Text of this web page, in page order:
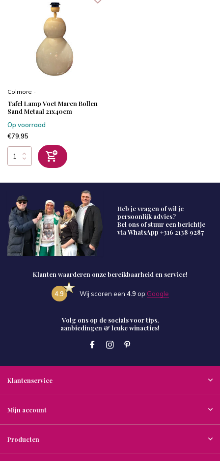
Colmore -
Tafel Lamp Voet Maren Bollen
Sand Metaal 21x40cm
Op voorraad
€79,95
Heb je vragen of wil je
persoonlijk advies?
Bel ons of stuur een berichtje
via WhatsApp +316 2138 9287
Klanten waarderen onze bereikbaarheid en service!
4.9 Wij scoren een 4.9 op Google
Volg ons op de socials voor tips,
aanbiedingen & leuke winacties!
Klantenservice
Mijn account
Producten